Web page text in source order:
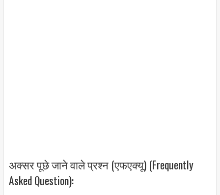
अक्सर पूछे जाने वाले प्रश्न (एफएक्यू) (Frequently
Asked Question):